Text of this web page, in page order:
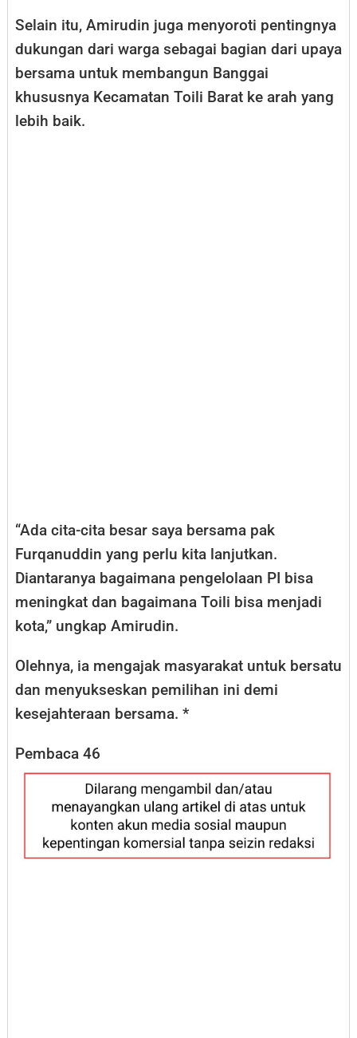
Selain itu, Amirudin juga menyoroti pentingnya
dukungan dari warga sebagai bagian dari upaya
bersama untuk membangun Banggai
khususnya Kecamatan Toili Barat ke arah yang
lebih baik.
“Ada cita-cita besar saya bersama pak
Furqanuddin yang perlu kita lanjutkan.
Diantaranya bagaimana pengelolaan PI bisa
meningkat dan bagaimana Toili bisa menjadi
kota,” ungkap Amirudin.
Olehnya, ia mengajak masyarakat untuk bersatu
dan menyukseskan pemilihan ini demi
kesejahteraan bersama. *
Pembaca 46